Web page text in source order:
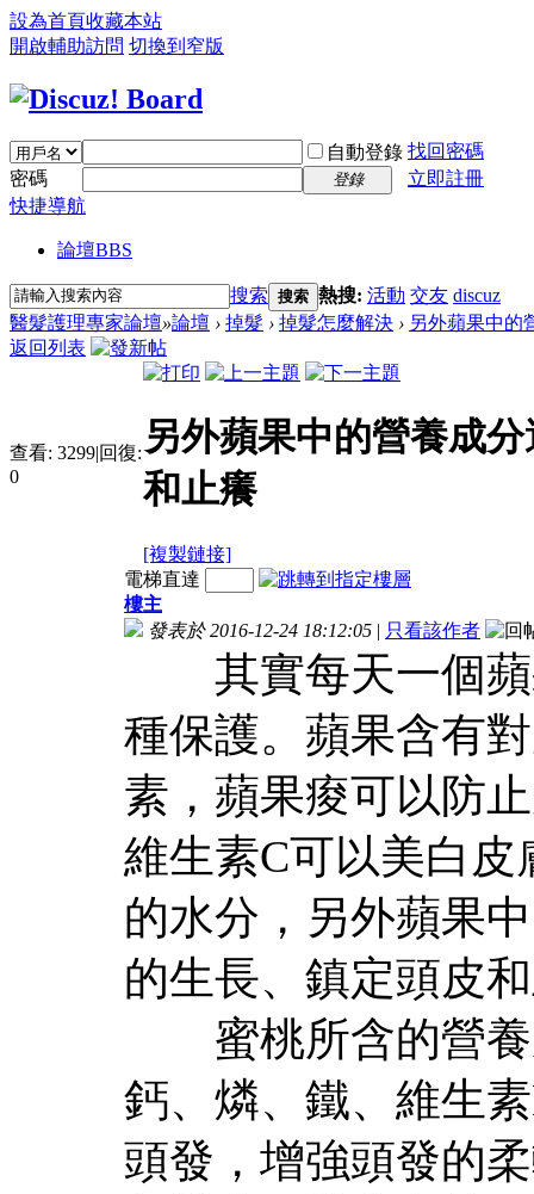
設為首頁收藏本站
開啟輔助訪問 切換到窄版
自動登錄 找回密碼
密碼
登錄
立即註冊
快捷導航
論壇BBS
搜索 搜索 熱搜: 活動 交友 discuz
醫髮護理專家論壇»論壇 › 掉髮 › 掉髮怎麼解決 › 另外蘋果中的
返回列表
查看: 3299|回復:
0
另外蘋果中的營養成
和止癢
[複製鏈接]
電梯直達
樓主
發表於 2016-12-24 18:12:05 | 只看該作者
其實每天一個蘋
種保護。蘋果含有
素，蘋果痠可以防
維生素C可以美白
的水分，另外蘋果
的生長、鎮定頭皮
蜜桃所含的營養
鈣、燐、鐵、維生
頭發，增強頭發的